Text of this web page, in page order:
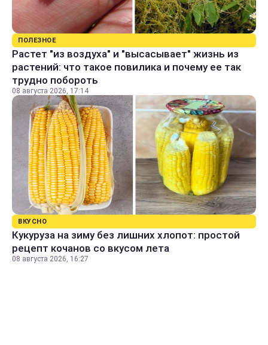
ПОЛЕЗНОЕ
Растет "из воздуха" и "высасывает" жизнь из
растений: что такое повилика и почему ее так
трудно побороть
08 августа 2026, 17:14
ВКУСНО
Кукуруза на зиму без лишних хлопот: простой
рецепт кочанов со вкусом лета
08 августа 2026, 16:27